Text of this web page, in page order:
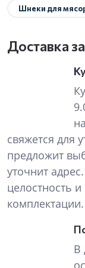
Шнеки для
Доставка
свяжется для
предложит
уточнит
целостность и
комплектации.
В